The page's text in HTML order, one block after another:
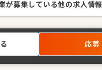
が募集している他の求人情報
応募